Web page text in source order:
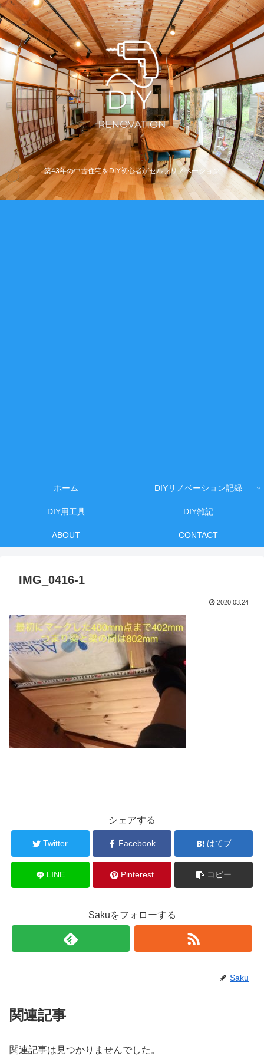
築43年の中古住宅をDIY初心者がセルフリノベーション
ホーム DIYリノベーション記録
DIY用工具 DIY雑記
ABOUT CONTACT
IMG_0416-1
2020.03.24
シェアする
Twitter Facebook はてブ
LINE Pinterest コピー
Sakuをフォローする
Saku
関連記事
関連記事は見つかりませんでした。